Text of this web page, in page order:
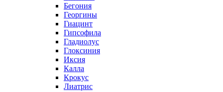
Бегония
Георгины
Гиацинт
Гипсофила
Гладиолус
Глоксиния
Иксия
Калла
Крокус
Лиатрис